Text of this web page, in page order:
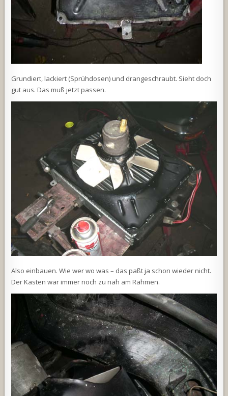
Grundiert, lackiert (Sprühdosen) und drangeschraubt. Sieht doch
gut aus. Das muß jetzt passen.
Also einbauen. Wie wer wo was – das paßt ja schon wieder nicht.
Der Kasten war immer noch zu nah am Rahmen.